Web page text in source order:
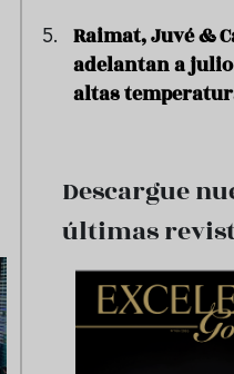
Raimat, Juvé &
adelantan a
altas
Descargue
últimas